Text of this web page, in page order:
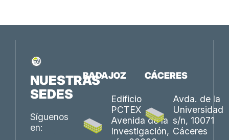
NUESTRAS
SEDES
Síguenos
en:
BADAJOZ
Edificio
PCTEX
Avenida de la
Investigación,
CÁCERES
Avda. de la
Universidad
s/n, 10071
Cáceres